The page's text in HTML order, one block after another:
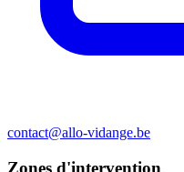
contact@allo-vidange.be
Zones d'intervention